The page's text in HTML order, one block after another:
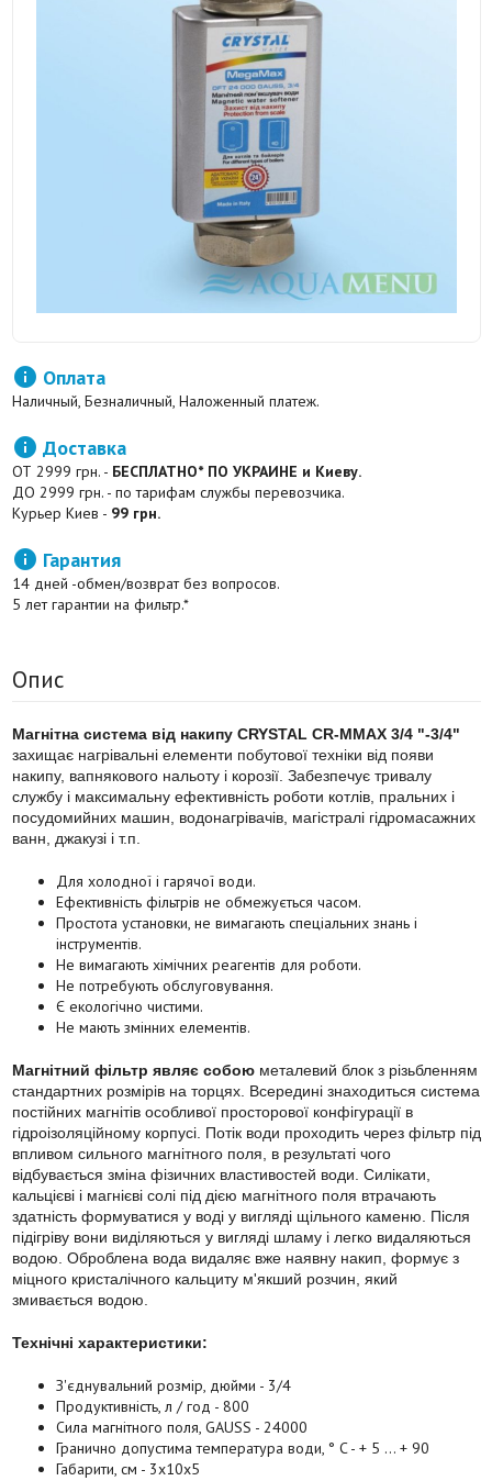
 Оплата
Наличный, Безналичный, Наложенный платеж.
 Доставка
ОТ 2999 грн. - БЕСПЛАТНО* ПО УКРАИНЕ и Киеву.
ДО 2999 грн. - по тарифам службы перевозчика.
Курьер Киев - 99 грн.
 Гарантия
14 дней -обмен/возврат без вопросов.
5 лет гарантии на фильтр.*
Опис
Магнітна система від накипу CRYSTAL CR-MMAX 3/4 "-3/4"
захищає нагрівальні елементи побутової техніки від появи
накипу, вапнякового нальоту і корозії. Забезпечує тривалу
службу і максимальну ефективність роботи котлів, пральних і
посудомийних машин, водонагрівачів, магістралі гідромасажних
ванн, джакузі і т.п.
Для холодної і гарячої води.
Ефективність фільтрів не обмежується часом.
Простота установки, не вимагають спеціальних знань і
інструментів.
Не вимагають хімічних реагентів для роботи.
Не потребують обслуговування.
Є екологічно чистими.
Не мають змінних елементів.
Магнітний фільтр являє собоюметалевий блок з різьбленням
стандартних розмірів на торцях. Всередині знаходиться система
постійних магнітів особливої просторової конфігурації в
гідроізоляційному корпусі. Потік води проходить через фільтр під
впливом сильного магнітного поля, в результаті чого
відбувається зміна фізичних властивостей води. Силікати,
кальцієві і магнієві солі під дією магнітного поля втрачають
здатність формуватися у воді у вигляді щільного каменю. Після
підігріву вони виділяються у вигляді шламу і легко видаляються
водою. Оброблена вода видаляє вже наявну накип, формує з
міцного кристалічного кальциту м'якший розчин, який
змивається водою.
Технічні характеристики:
З'єднувальний розмір, дюйми - 3/4
Продуктивність, л / год - 800
Сила магнітного поля, GAUSS - 24000
Гранично допустима температура води, ° C - + 5 ... + 90
Габарити, см - 3х10х5